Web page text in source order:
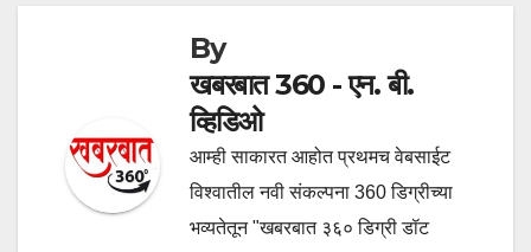
By
खबरबात 360 - एन. बी.
व्हिडिओ
आम्ही साकारत आहोत प्रथमच वेबसाईट
विश्वातील नवी संकल्पना 360 डिग्रीच्या
भव्यतेतून "खबरबात ३६० डिग्री डॉट